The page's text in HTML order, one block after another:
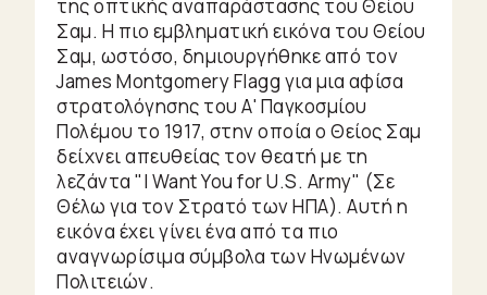
της οπτικής αναπαράστασης του Θείου
Σαμ. Η πιο εμβληματική εικόνα του Θείου
Σαμ, ωστόσο, δημιουργήθηκε από τον
James Montgomery Flagg για μια αφίσα
στρατολόγησης του Α' Παγκοσμίου
Πολέμου το 1917, στην οποία ο Θείος Σαμ
δείχνει απευθείας τον θεατή με τη
λεζάντα "I Want You for U.S. Army" (Σε
Θέλω για τον Στρατό των ΗΠΑ). Αυτή η
εικόνα έχει γίνει ένα από τα πιο
αναγνωρίσιμα σύμβολα των Ηνωμένων
Πολιτειών.